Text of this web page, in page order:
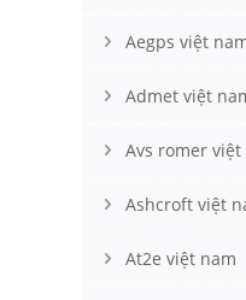
Aegps việt
Admet việt
Avs romer việt
Ashcroft việt
At2e việt nam